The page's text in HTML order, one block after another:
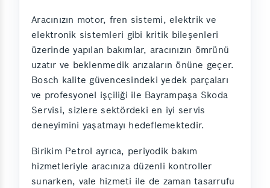
Aracınızın motor, fren sistemi, elektrik ve
elektronik sistemleri gibi kritik bileşenleri
üzerinde yapılan bakımlar, aracınızın ömrünü
uzatır ve beklenmedik arızaların önüne geçer.
Bosch kalite güvencesindeki yedek parçaları
ve profesyonel işçiliği ile Bayrampaşa Skoda
Servisi, sizlere sektördeki en iyi servis
deneyimini yaşatmayı hedeflemektedir.
Birikim Petrol ayrıca, periyodik bakım
hizmetleriyle aracınıza düzenli kontroller
sunarken, vale hizmeti ile de zaman tasarrufu